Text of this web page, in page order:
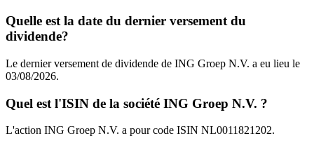
Quelle est la date du dernier versement du
dividende?
Le dernier versement de dividende de ING Groep N.V. a eu lieu le
03/08/2026.
Quel est l'ISIN de la société ING Groep N.V. ?
L'action ING Groep N.V. a pour code ISIN NL0011821202.